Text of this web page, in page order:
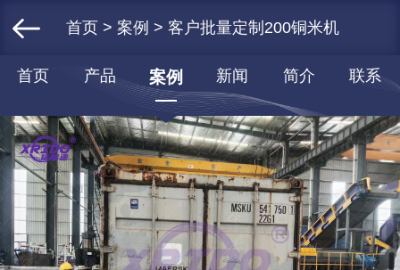
首页 > 案例 > 客户批量定制200铜米机
首页 产品 案例 新闻 简介 联系